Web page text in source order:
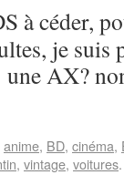
à céder,
je suis
AX?
anime, BD, cinéma,
, vintage, voitures